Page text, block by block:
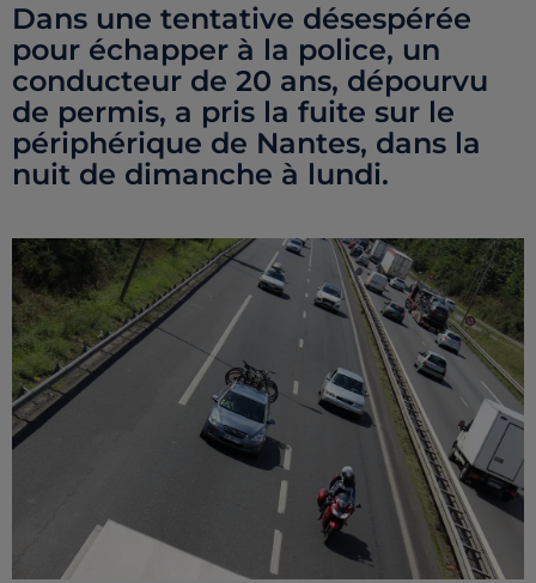
Dans une tentative désespérée
pour échapper à la police, un
conducteur de 20 ans, dépourvu
de permis, a pris la fuite sur le
périphérique de Nantes, dans la
nuit de dimanche à lundi.